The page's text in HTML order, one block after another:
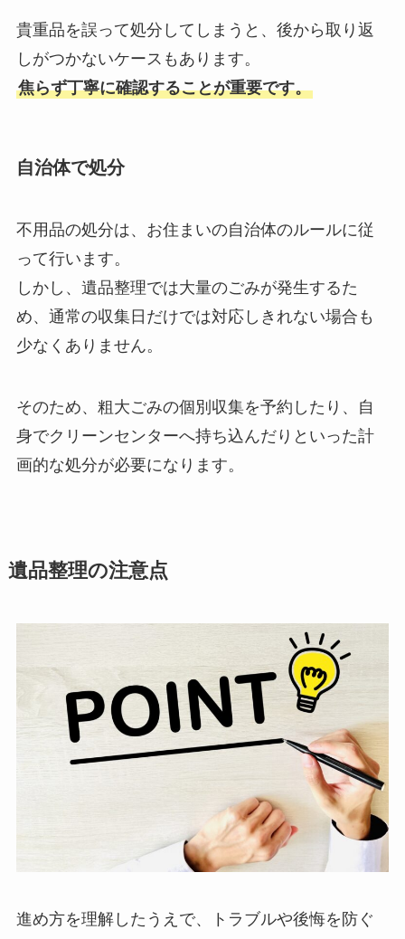
貴重品を誤って処分してしまうと、後から取り返
しがつかないケースもあります。
焦らず丁寧に確認することが重要です。
自治体で処分
不用品の処分は、お住まいの自治体のルールに従
って行います。
しかし、遺品整理では大量のごみが発生するた
め、通常の収集日だけでは対応しきれない場合も
少なくありません。
そのため、粗大ごみの個別収集を予約したり、自
身でクリーンセンターへ持ち込んだりといった計
画的な処分が必要になります。
遺品整理の注意点
進め方を理解したうえで、トラブルや後悔を防ぐ